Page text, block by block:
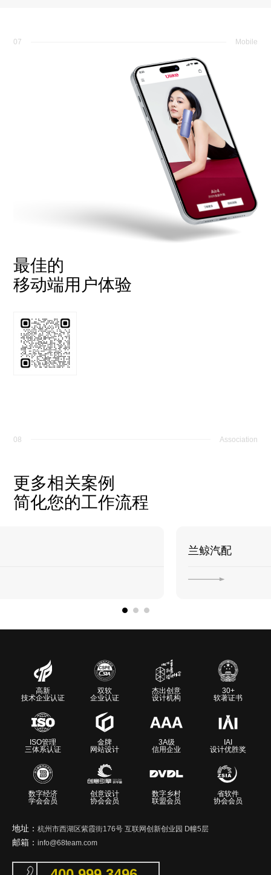
07 Mobile
最佳的
移动端用户体验
08 Association
更多相关案例
简化您的工作流程
高新
技术企业认证
双软
企业认证
杰出创意
设计机构
30+
软著证书
ISO管理
三体系认证
金牌
网站设计
3A级
信用企业
IAI
设计优胜奖
数字经济
学会会员
创意设计
协会会员
数字乡村
联盟会员
省软件
协会会员
地址： 杭州市西湖区紫霞街176号 互联网创新创业园 D幢5层
邮箱： info@68team.com